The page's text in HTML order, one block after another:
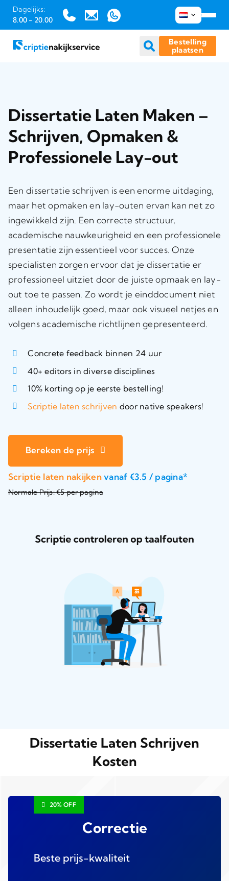
Dagelijks:
8.00 - 20.00
Bestelling
plaatsen
Dissertatie Laten Maken –
Schrijven, Opmaken &
Professionele Lay-out
Een dissertatie schrijven is een enorme uitdaging,
maar het opmaken en lay-outen ervan kan net zo
ingewikkeld zijn. Een correcte structuur,
academische nauwkeurigheid en een professionele
presentatie zijn essentieel voor succes. Onze
specialisten zorgen ervoor dat je dissertatie er
professioneel uitziet door de juiste opmaak en lay-
out toe te passen. Zo wordt je einddocument niet
alleen inhoudelijk goed, maar ook visueel netjes en
volgens academische richtlijnen gepresenteerd.
Concrete feedback binnen 24 uur
40+ editors in diverse disciplines
10% korting op je eerste bestelling!
Scriptie laten schrijven door native speakers!
Bereken de prijs
Scriptie laten nakijkenvanaf €3.5 / pagina*
Normale Prijs: €5 per pagina
Dissertatie Laten Schrijven
Kosten
20% OFF
Correctie
Beste prijs-kwaliteit